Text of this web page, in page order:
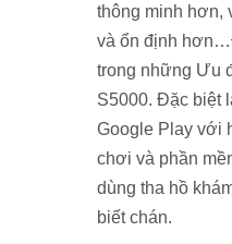
thông minh hơn,
và ổn định
trong những Ưu
S5000. Đặc biệt
Google Play với
chơi và phần
dùng tha hồ
biết chán.